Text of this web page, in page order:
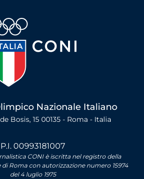
Nazionale Italiano
Bosis, 15 00135 - Roma - Italia
P.I. 00993181007
CONI è iscritta nel registro della
Roma con autorizzazione numero 15974
del 4 luglio 1975